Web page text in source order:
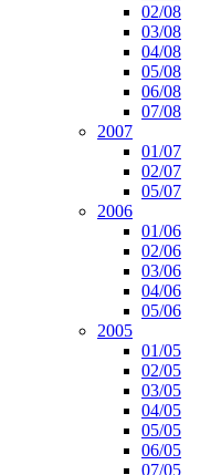
02/08
03/08
04/08
05/08
06/08
07/08
2007
01/07
02/07
05/07
2006
01/06
02/06
03/06
04/06
05/06
2005
01/05
02/05
03/05
04/05
05/05
06/05
07/05